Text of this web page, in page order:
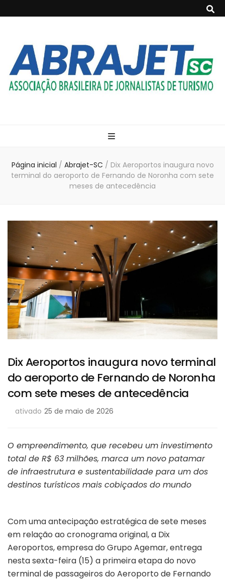
Página inicial / Abrajet-SC / Dix Aeroportos inaugura novo
terminal do aeroporto de Fernando de Noronha com sete
meses de antecedência
Dix Aeroportos inaugura novo terminal
do aeroporto de Fernando de Noronha
com sete meses de antecedência
ativado 25 de maio de 2026
O empreendimento, que recebeu um investimento
total de R$ 63 milhões, marca um novo patamar
de infraestrutura e sustentabilidade para um dos
destinos turísticos mais cobiçados do mundo
Com uma antecipação estratégica de sete meses
em relação ao cronograma original, a Dix
Aeroportos, empresa do Grupo Agemar, entrega
nesta sexta-feira (15) a primeira etapa do novo
terminal de passageiros do Aeroporto de Fernando